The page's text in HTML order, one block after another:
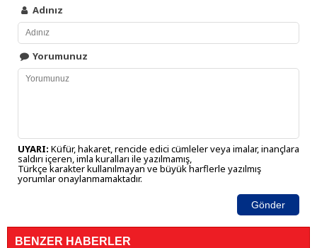
Adınız
Yorumunuz
UYARI: Küfür, hakaret, rencide edici cümleler veya imalar, inançlara
saldırı içeren, imla kuralları ile yazılmamış,
Türkçe karakter kullanılmayan ve büyük harflerle yazılmış
yorumlar onaylanmamaktadır.
Gönder
BENZER HABERLER